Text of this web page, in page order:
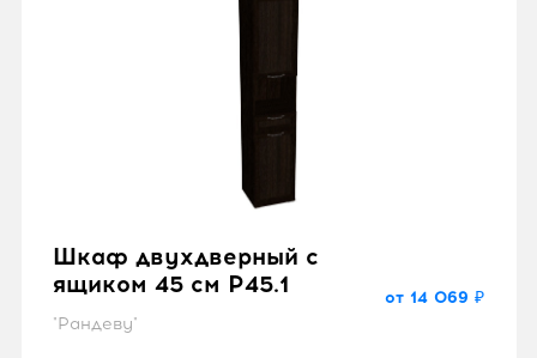
Шкаф двухдверный с
ящиком 45 см P45.1
"Рандеву"
от 14 069 ₽